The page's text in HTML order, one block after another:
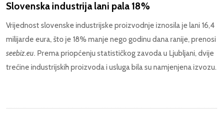
Slovenska industrija lani pala 18%
Vrijednost slovenske industrijske proizvodnje iznosila je lani 16,4
milijarde eura, što je 18% manje nego godinu dana ranije, prenosi
seebiz.eu. Prema priopćenju statističkog zavoda u Ljubljani, dvije
trećine industrijskih proizvoda i usluga bila su namjenjena izvozu.